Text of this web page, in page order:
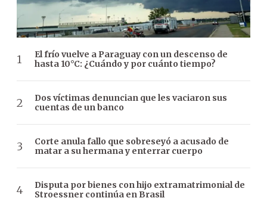
El frío vuelve a Paraguay con un descenso de
hasta 10°C: ¿Cuándo y por cuánto tiempo?
Dos víctimas denuncian que les vaciaron sus
cuentas de un banco
Corte anula fallo que sobreseyó a acusado de
matar a su hermana y enterrar cuerpo
Disputa por bienes con hijo extramatrimonial de
Stroessner continúa en Brasil